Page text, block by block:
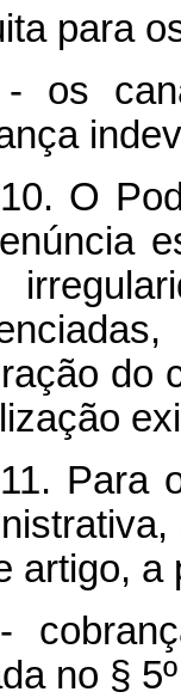
para
os
O
do
Para
artigo, a
no §